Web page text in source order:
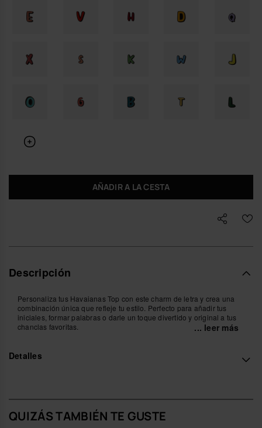
AÑADIR A LA CESTA
Descripción
Personaliza tus Havaianas Top con este charm de letra y crea una
combinación única que refleje tu estilo. Perfecto para añadir tus
iniciales, formar palabras o darle un toque divertido y original a tus
chanclas favoritas.
tus Havaianas en un look aún más personal y creativo. Ideal para
Compra online en www.havaianas-store.com, la tienda oficial de
Havaianas en España, y lleva tu estilo al siguiente nivel.
... leer más
Detalles
QUIZÁS TAMBIÉN TE GUSTE